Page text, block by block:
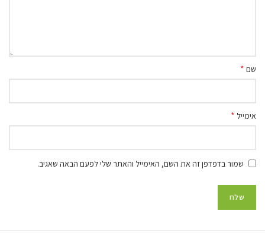
שם *
אימייל *
שמור בדפדפן זה את השם, האימייל והאתר שלי לפעם הבאה שאגיב.